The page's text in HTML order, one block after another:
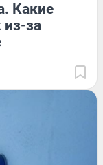
Какие
из-за